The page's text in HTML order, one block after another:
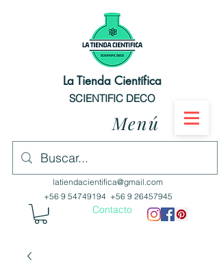
La Tienda Científica
SCIENTIFIC DECO
Menú
latiendacientifica@gmail.com
+56 9 54749194 +56 9 26457945
Contacto